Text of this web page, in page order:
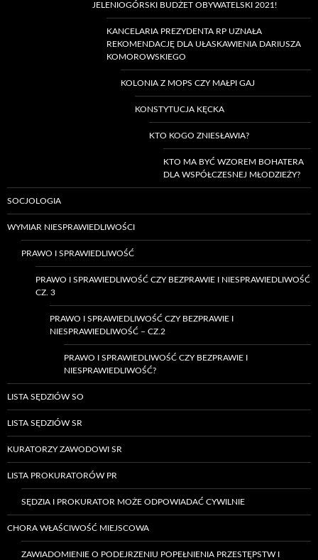
JELENIOGÓRSKI BUDŻET OBYWATELSKI 2021!
KANCELARIA PREZYDENTA RP UZNAŁA
REKOMENDACJĘ DLA UŁASKAWIENIA DARIUSZA
KOMOROWSKIEGO
KOLONIA Z MOPS CZY MAŁPI GAJ
KONSTYTUCJA KĘCKA
KTO KOGO ZNIESŁAWIA?
KTO MA BYĆ WZOREM BOHATERA
DLA WSPÓŁCZESNEJ MŁODZIEŻY?
SOCJOLOGIA
WYMIAR NIESPRAWIEDLIWOŚCI
PRAWO I SPRAWIEDLIWOŚĆ
PRAWO I SPRAWIEDLIWOŚĆ CZY BEZPRAWIE I NIESPRAWIEDLIWOŚĆ
CZ. 3
PRAWO I SPRAWIEDLIWOŚĆ CZY BEZPRAWIE I
NIESPRAWIEDLIWOŚĆ – CZ.2
PRAWO I SPRAWIEDLIWOŚĆ CZY BEZPRAWIE I
NIESPRAWIEDLIWOŚĆ?
LISTA SĘDZIÓW SO
LISTA SĘDZIÓW SR
KURATORZY ZAWODOWI SR
LISTA PROKURATORÓW PR
SĘDZIA I PROKURATOR MOŻE ODPOWIADAĆ CYWILNIE
CHORA WŁAŚCIWOŚĆ MIEJSCOWA
ZAWIADOMIENIE O PODEJRZENIU POPEŁNIENIA PRZESTĘPSTW I